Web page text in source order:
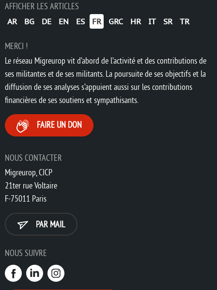
AFFICHER LES ARTICLES
AR BG DE EN ES FR GRC HR IT SR TR
NOUS CONTACTER
Migreurop, CICP
21ter rue Voltaire
F-75011 Paris
PAR MAIL
MERCI !
Le réseau Migreurop vit d’abord de l’activité et des contributions de
ses militantes et de ses militants. La poursuite de ses objectifs et la
diffusion de ses analyses s’appuient aussi sur les contributions
financières de ses soutiens et sympathisants.
FAIRE UN DON
NOUS SUIVRE